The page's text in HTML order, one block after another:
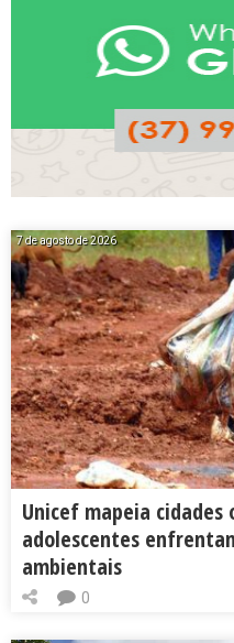
7 de agosto de 2026
Unicef mapeia cidades
adolescentes
ambientais
0